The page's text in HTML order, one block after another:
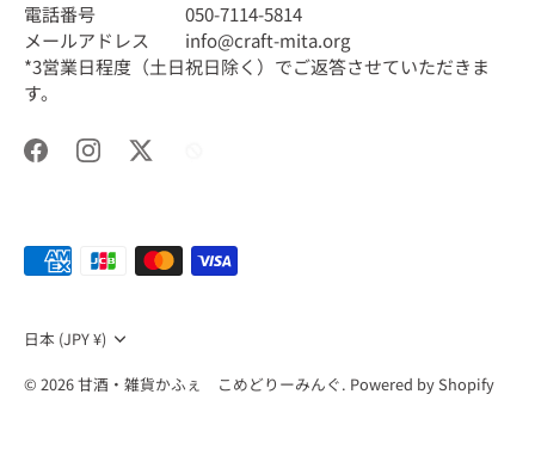
電話番号 050-7114-5814
メールアドレス info@craft-mita.org
*3営業日程度（土日祝日除く）でご返答させていただきま
す。
通
日本 (JPY ¥)
© 2026甘酒・雑貨かふぇ こめどりーみんぐ. Powered by Shopify